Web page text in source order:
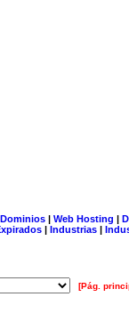
| Web Hosting |
| Industrias |
[Pág.